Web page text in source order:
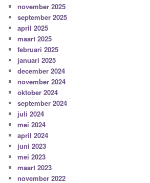
november 2025
september 2025
april 2025
maart 2025
februari 2025
januari 2025
december 2024
november 2024
oktober 2024
september 2024
juli 2024
mei 2024
april 2024
juni 2023
mei 2023
maart 2023
november 2022